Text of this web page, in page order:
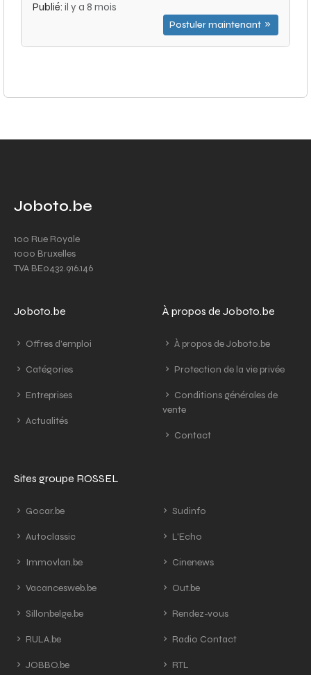
Publié: il y a 8 mois
Postuler maintenant
Joboto.be
100 Rue Royale
1000 Bruxelles
TVA BE0432.916.146
Joboto.be
Offres d'emploi
Catégories
Entreprises
Actualités
À propos de Joboto.be
À propos de Joboto.be
Protection de la vie privée
Conditions générales de
vente
Contact
Sites groupe ROSSEL
Gocar.be
Autoclassic
Immovlan.be
Vacancesweb.be
Sillonbelge.be
RULA.be
JOBBO.be
Sudinfo
L'Echo
Cinenews
Out.be
Rendez-vous
Radio Contact
RTL